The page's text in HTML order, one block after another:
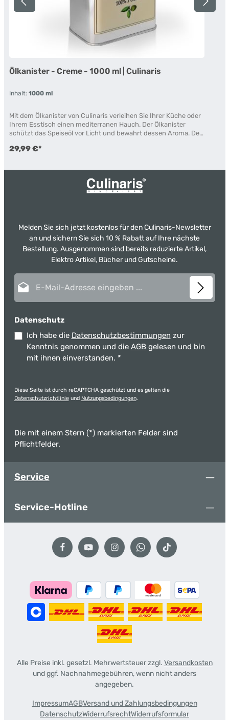
Ölkanister - Creme - 1000 ml | Culinaris
Inhalt: 1000 ml
Mit dem Ölkanister von Culinaris verleihen Sie Ihrer Küche oder
Ihrem Esstisch einen mediterranen Hauch. Der Ölkanister
schützt das Speiseöl vor Licht und bewahrt dessen Aroma. Der
Salaten oder das tropffreie Dosieren von Öl in Pfannen. Dieses
Druck versehen, der von italienischen Olivenöletiketten
inspiriert ist. Der Kanister besteht aus hochwertigem, poliertem
Insekten und Verunreinigungen fern Material: Edelstahl, poliert
in zwei Größen erhältlich 500 ml: L 8 x B 6 x H 18 cm 1000 ml: L
10 x B 6,5 x H 22 cm
29,99 €*
Melden Sie sich jetzt kostenlos für den Culinaris-Newsletter
an und sichern Sie sich 10 % Rabatt auf Ihre nächste
Bestellung. Ausgenommen sind bereits reduzierte Artikel,
Elektro Artikel, Bücher und Gutscheine.
Datenschutz
Ich habe die Datenschutzbestimmungen zur
Kenntnis genommen und die AGB gelesen und bin
mit ihnen einverstanden. *
Diese Seite ist durch reCAPTCHA geschützt und es gelten die
Datenschutzrichtlinieund Nutzungsbedingungen.
Die mit einem Stern (*) markierten Felder sind
Pflichtfelder.
Service
Service-Hotline
Alle Preise inkl. gesetzl. Mehrwertsteuer zzgl. Versandkosten
und ggf. Nachnahmegebühren, wenn nicht anders
angegeben.
ImpressumAGBVersand und Zahlungsbedingungen
DatenschutzWiderrufsrechtWiderrufsformular